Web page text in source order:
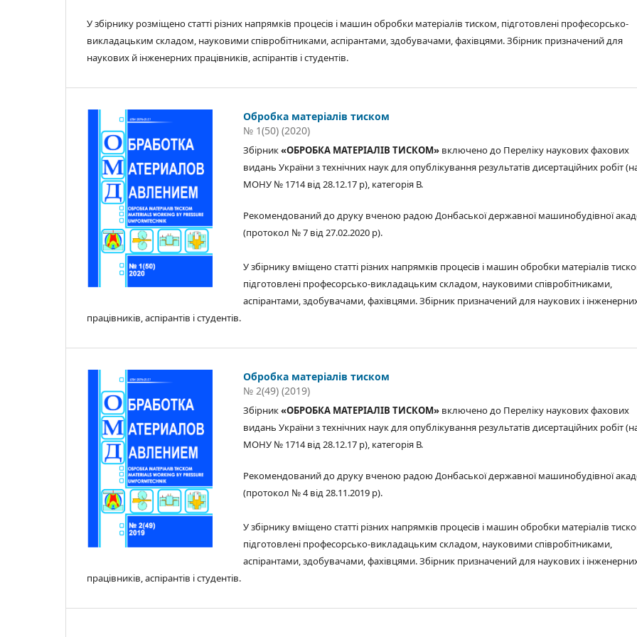
У збірнику розміщено статті різних напрямків процесів і машин обробки матеріалів тиском, підготовлені професорсько-
викладацьким складом, науковими співробітниками, аспірантами, здобувачами, фахівцями. Збірник призначений для
наукових й інженерних працівників, аспірантів і студентів.
Обробка матеріалів тиском
№ 1(50) (2020)
Збірник«ОБРОБКА МАТЕРІАЛІВ ТИСКОМ» включено до Переліку наукових фахових
видань України з технічних наук для опублікування результатів дисертаційних робіт
МОНУ № 1714 від 28.12.17 р), категорія В.
Рекомендований до друку вченою радою Донбаської державної машинобудівної
(протокол № 7 від 27.02.2020 р).
У збірнику вміщено статті різних напрямків процесів і машин обробки матеріалів
підготовлені професорсько-викладацьким складом, науковими співробітниками,
аспірантами, здобувачами, фахівцями. Збірник призначений для наукових і
працівників, аспірантів і студентів.
Обробка матеріалів тиском
№ 2(49) (2019)
Збірник«ОБРОБКА МАТЕРІАЛІВ ТИСКОМ» включено до Переліку наукових фахових
видань України з технічних наук для опублікування результатів дисертаційних робіт
МОНУ № 1714 від 28.12.17 р), категорія В.
Рекомендований до друку вченою радою Донбаської державної машинобудівної
(протокол № 4 від 28.11.2019 р).
У збірнику вміщено статті різних напрямків процесів і машин обробки матеріалів
підготовлені професорсько-викладацьким складом, науковими співробітниками,
аспірантами, здобувачами, фахівцями. Збірник призначений для наукових і
працівників, аспірантів і студентів.